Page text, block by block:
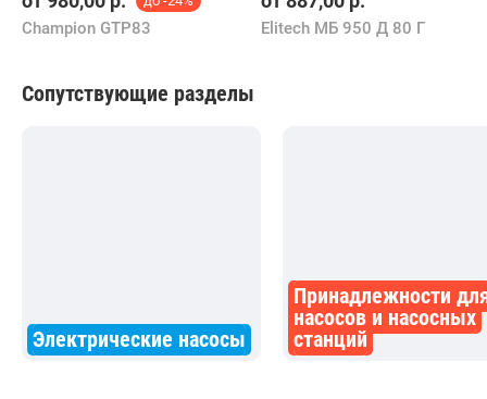
от980,00р. до -24% от887,00р.
Принадлежности
насосов и насосных